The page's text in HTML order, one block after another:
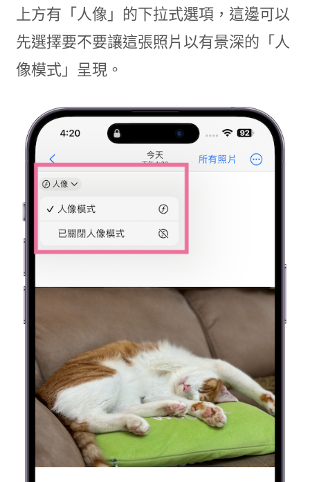
上方有「人像」的下拉式選項，這邊可以
先選擇要不要讓這張照片以有景深的「人
像模式」呈現。